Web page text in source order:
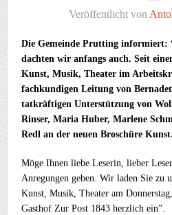
Veröffentlicht von
Die Gemeinde Prutting informiert:
dachten wir anfangs auch. Seit
Kunst, Musik, Theater im
fachkundigen Leitung von
tatkräftigen Unterstützung von
Rinser, Maria Huber, Marlene
Redl an der neuen Broschüre Kunst.
Möge Ihnen liebe Leserin, lieber
Anregungen geben. Wir laden Sie zu
Kunst, Musik, Theater am
Gasthof Zur Post 1843 herzlich ein”.